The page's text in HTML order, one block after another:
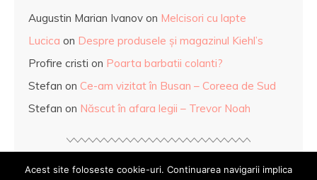
Augustin Marian Ivanov on Melcisori cu lapte
Lucica on Despre produsele și magazinul Kiehl’s
Profire cristi on Poarta barbatii colanti?
Stefan on Ce-am vizitat în Busan – Coreea de Sud
Stefan on Născut în afara legii – Trevor Noah
Acest site foloseste cookie-uri. Continuarea navigarii implica